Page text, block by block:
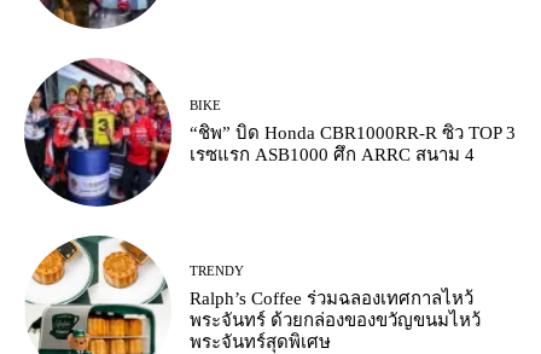
BIKE
“ชิพ” บิด Honda CBR1000RR-R ซิว TOP 3
เรซแรก ASB1000 ศึก ARRC สนาม 4
TRENDY
Ralph’s Coffee ร่วมฉลองเทศกาลไหว้
พระจันทร์ ด้วยกล่องของขวัญขนมไหว้
พระจันทร์สุดพิเศษ